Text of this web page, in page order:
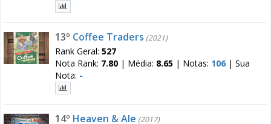
13º Coffee Traders (2021)
Rank Geral: 527
Nota Rank: 7.80 | Média: 8.65 | Notas: 106 | Sua
Nota: -
14º Heaven & Ale (2017)